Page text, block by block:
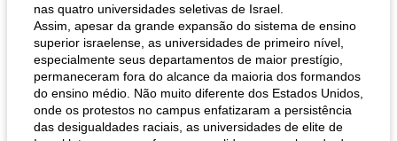
nas quatro universidades seletivas de Israel.
Assim, apesar da grande expansão do sistema de ensino
superior israelense, as universidades de primeiro nível,
especialmente seus departamentos de maior prestígio,
permaneceram fora do alcance da maioria dos formandos
do ensino médio. Não muito diferente dos Estados Unidos,
onde os protestos no campus enfatizaram a persistência
das desigualdades raciais, as universidades de elite de